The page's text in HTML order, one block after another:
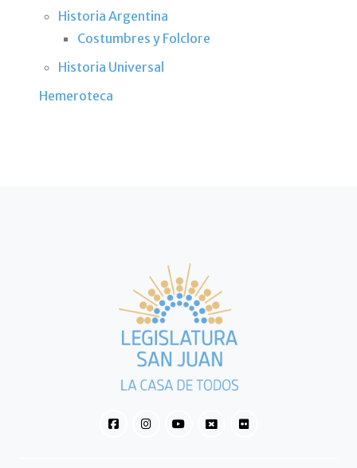
Historia Argentina
Costumbres y Folclore
Historia Universal
Hemeroteca